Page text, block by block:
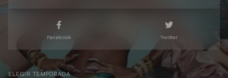
Facebook Twitter
ELEGIR TEMPORADA